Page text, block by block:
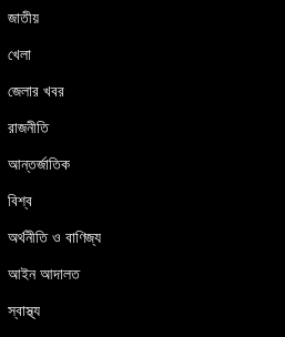
জাতীয়
খেলা
জেলার খবর
রাজনীতি
আন্তর্জাতিক
বিশ্ব
অর্থনীতি ও বাণিজ্য
আইন আদালত
স্বাস্থ্য